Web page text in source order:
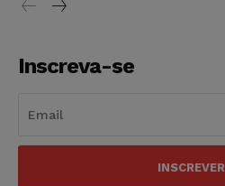
Inscreva-se
INSCREVER